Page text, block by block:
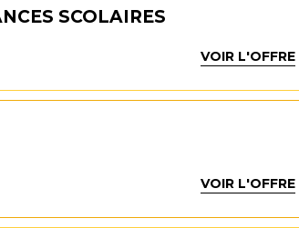
SCOLAIRES
VOIR L'OFFRE
VOIR L'OFFRE